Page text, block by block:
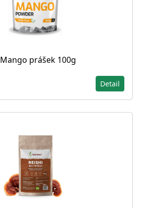
Mango prášek 100g
Detail